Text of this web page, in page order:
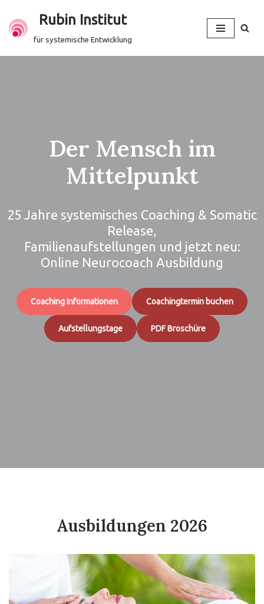
Zum
Rubin Institut
für systemische Entwicklung
Der Mensch im
Mittelpunkt
25 Jahre systemisches Coaching & Somatic
Release,
Familienaufstellungen und jetzt neu:
Online Neurocoach Ausbildung
Coaching Informationen Coachingtermin buchen
Aufstellungstage PDF Broschüre
Ausbildungen 2026